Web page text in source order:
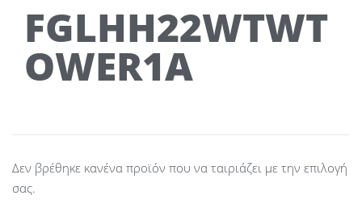
FGLHH22WTWT
OWER1A
Δεν βρέθηκε κανένα προϊόν που να ταιριάζει με την επιλογή
σας.